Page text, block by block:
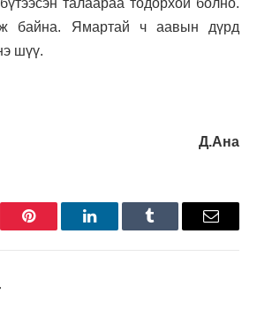
байна. Ямартай ч аавын дүрд
шүү.
Д.Ана
Pinterest LinkedInTumblr Имэйл